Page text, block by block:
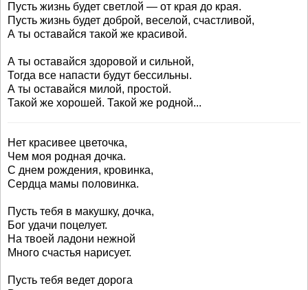
Пусть жизнь будет светлой — от края до края.
Пусть жизнь будет доброй, веселой, счастливой,
А ты оставайся такой же красивой.
А ты оставайся здоровой и сильной,
Тогда все напасти будут бессильны.
А ты оставайся милой, простой.
Такой же хорошей. Такой же родной...
Нет красивее цветочка,
Чем моя родная дочка.
С днем рождения, кровинка,
Сердца мамы половинка.
Пусть тебя в макушку, дочка,
Бог удачи поцелует.
На твоей ладони нежной
Много счастья нарисует.
Пусть тебя ведет дорога